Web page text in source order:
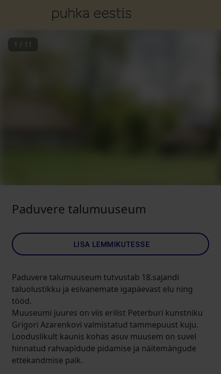
1 / 11
Paduvere talumuuseum
LISA LEMMIKUTESSE
Paduvere talumuuseum tutvustab 18.sajandi
taluolustikku ja esivanemate igapäevast elu ning
tööd.
Muuseumi juures on viis erilist Peterburi kunstniku
Grigori Azarenkovi valmistatud tammepuust kuju.
Looduslikult kaunis kohas asuv muusem on suvel
hinnatud rahvapidude pidamise ja näitemängude
ettekandmise paik.